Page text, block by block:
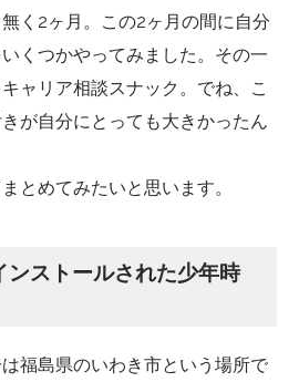
く2ヶ月。この2ヶ月の間に自分
くつかやってみました。その一
ャリア相談スナック。でね、こ
が自分にとっても大きかったん
とめてみたいと思います。
ンストールされた少年時
福島県のいわき市という場所で